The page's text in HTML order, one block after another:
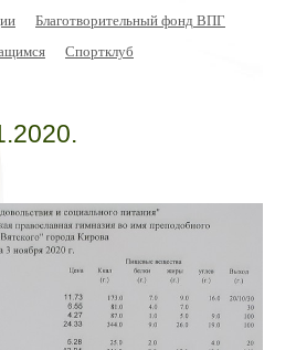
Благотворительный фонд ВПГ
Спортклуб